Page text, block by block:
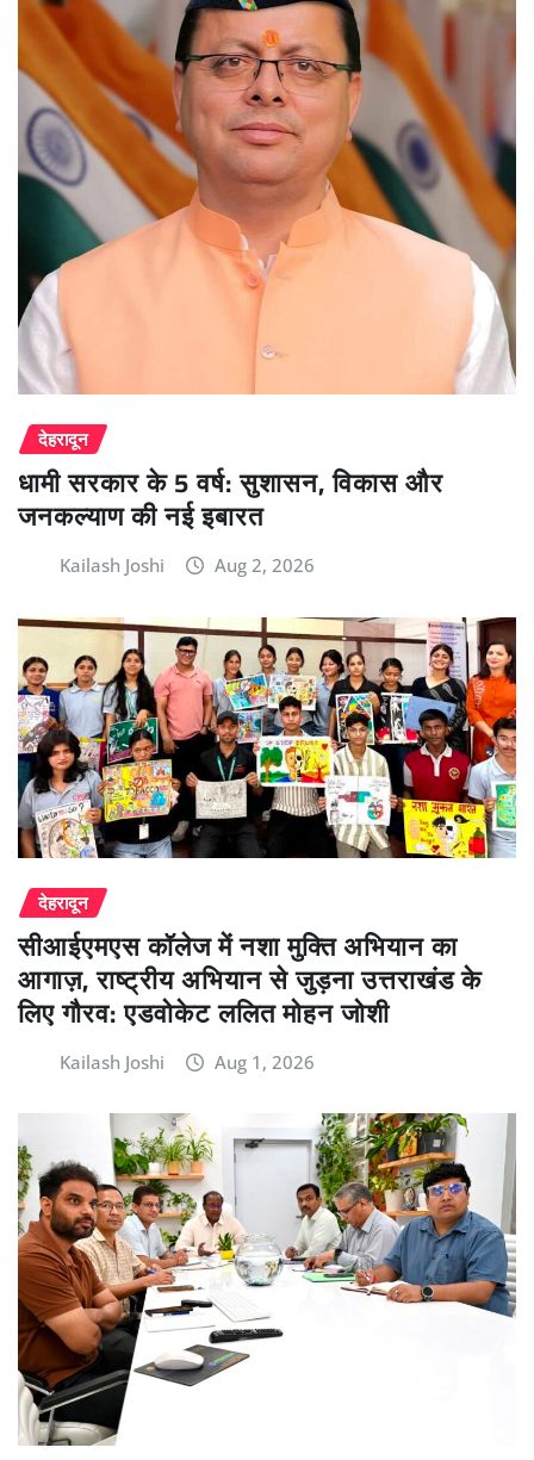
देहरादून
धामी सरकार के 5 वर्ष: सुशासन, विकास और
जनकल्याण की नई इबारत
Kailash Joshi Aug 2, 2026
देहरादून
सीआईएमएस कॉलेज में नशा मुक्ति अभियान का
आगाज़, राष्ट्रीय अभियान से जुड़ना उत्तराखंड के
लिए गौरव: एडवोकेट ललित मोहन जोशी
Kailash Joshi Aug 1, 2026